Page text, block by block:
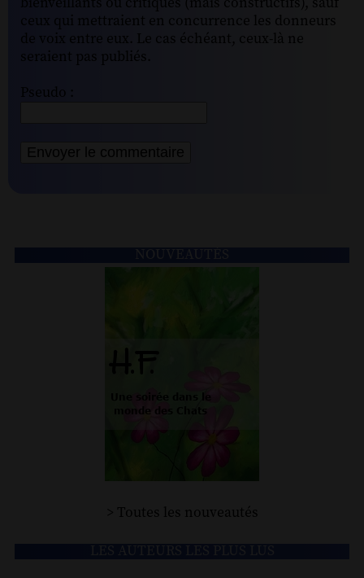
bienveillants ou critiques (mais constructifs), sauf
ceux qui mettraient en concurrence les donneurs
de voix entre eux. Le cas échéant, ceux-là ne
seraient pas publiés.
Pseudo :
> Toutes les nouveautés